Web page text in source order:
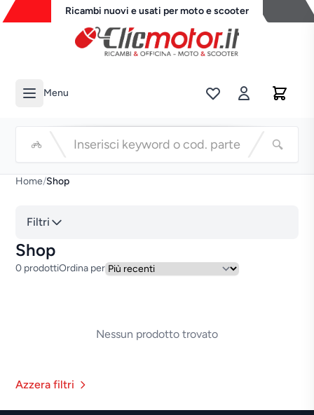
Ricambi nuovi e usati per moto e scooter
Menu
Home/Shop
Filtri
Shop
0 prodottiOrdina per
Nessun prodotto trovato
Azzera filtri